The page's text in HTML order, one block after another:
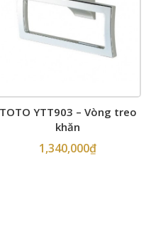
TOTO YTT903 – Vòng treo
khăn
1,340,000₫